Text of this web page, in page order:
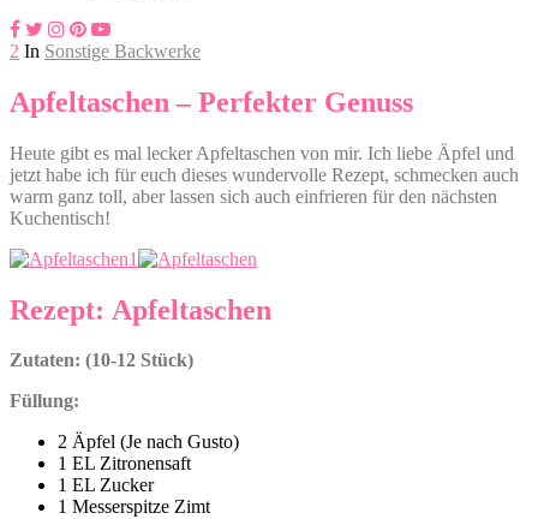
2 In Sonstige Backwerke
Apfeltaschen – Perfekter Genuss
Heute gibt es mal lecker Apfeltaschen von mir. Ich liebe Äpfel und
jetzt habe ich für euch dieses wundervolle Rezept, schmecken auch
warm ganz toll, aber lassen sich auch einfrieren für den nächsten
Kuchentisch!
Rezept: Apfeltaschen
Zutaten: (10-12 Stück)
Füllung:
2 Äpfel (Je nach Gusto)
1 EL Zitronensaft
1 EL Zucker
1 Messerspitze Zimt